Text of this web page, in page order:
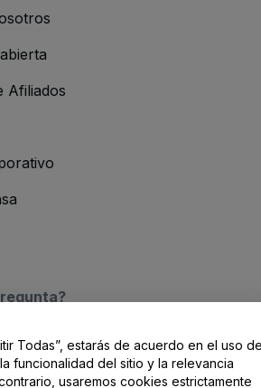
Afiliados
/ Contacto
Todas”, estarás de acuerdo en el uso
funcionalidad del sitio y la relevancia
usaremos cookies estrictamente